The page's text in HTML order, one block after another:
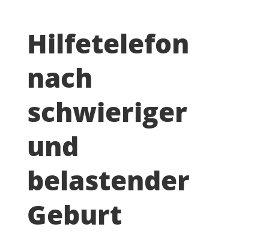
Hilfetelefon
nach
schwieriger
und
belastender
Geburt